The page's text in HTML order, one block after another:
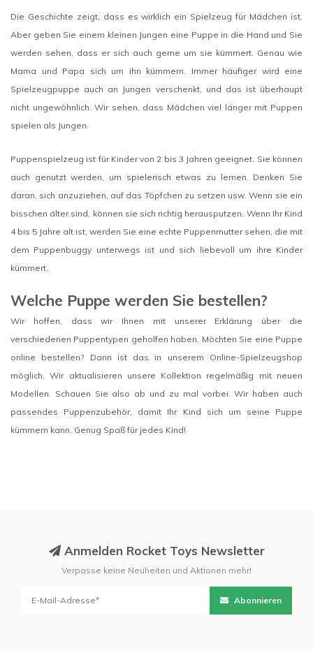
Die Geschichte zeigt, dass es wirklich ein Spielzeug für Mädchen ist.
Aber geben Sie einem kleinen Jungen eine Puppe in die Hand und Sie
werden sehen, dass er sich auch gerne um sie kümmert. Genau wie
Mama und Papa sich um ihn kümmern. Immer häufiger wird eine
Spielzeugpuppe auch an Jungen verschenkt, und das ist überhaupt
nicht ungewöhnlich. Wir sehen, dass Mädchen viel länger mit Puppen
spielen als Jungen.
Puppenspielzeug ist für Kinder von 2 bis 3 Jahren geeignet. Sie können
auch genutzt werden, um spielerisch etwas zu lernen. Denken Sie
daran, sich anzuziehen, auf das Töpfchen zu setzen usw. Wenn sie ein
bisschen älter sind, können sie sich richtig herausputzen. Wenn Ihr Kind
4 bis 5 Jahre alt ist, werden Sie eine echte Puppenmutter sehen, die mit
dem Puppenbuggy unterwegs ist und sich liebevoll um ihre Kinder
kümmert.
Welche Puppe werden Sie bestellen?
Wir hoffen, dass wir Ihnen mit unserer Erklärung über die
verschiedenen Puppentypen geholfen haben. Möchten Sie eine Puppe
online bestellen? Dann ist das in unserem Online-Spielzeugshop
möglich. Wir aktualisieren unsere Kollektion regelmäßig mit neuen
Modellen. Schauen Sie also ab und zu mal vorbei. Wir haben auch
passendes Puppenzubehör, damit Ihr Kind sich um seine Puppe
kümmern kann. Genug Spaß für jedes Kind!
Anmelden Rocket Toys Newsletter
Verpasse keine Neuheiten und Aktionen mehr!
Abonnieren